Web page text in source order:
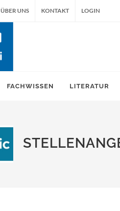
ÜBER UNS KONTAKT LOGIN
FACHWISSEN LITERATUR